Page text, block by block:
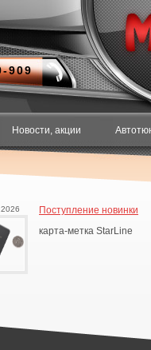
909
Новости, акции
Поступление новинки
карта-метка StarLine